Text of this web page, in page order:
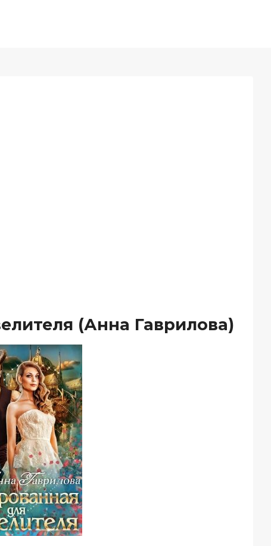
(Анна Гаврилова)